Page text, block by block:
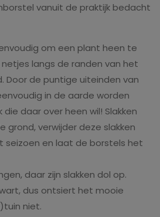
vanuit de praktijk bedacht
om een plant heen te
langs de randen van het
Door de puntige uiteinden van
in de aarde worden
daar over heen wil! Slakken
grond, verwijder deze slakken
seizoen en laat de borstels het
daar zijn slakken dol op.
dus ontsiert het mooie
niet.